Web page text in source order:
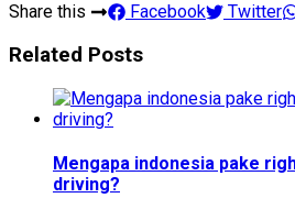
Share this
Facebook Twitter
Related Posts
Mengapa indonesia pake
driving?